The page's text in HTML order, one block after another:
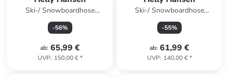
Ski-/ Snowboardhose
"Powder" in Schwarz
-56%
ab: 65,99 €
UVP: 150,00 €*
Ski-/ Snowboardhose
"Diamond" in Hellblau/ Rosa
-55%
ab: 61,99 €
UVP: 140,00 €*